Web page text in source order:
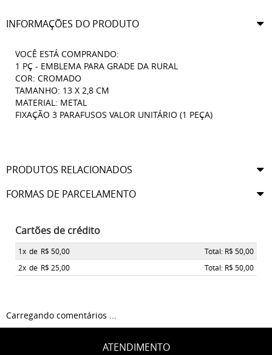
INFORMAÇÕES DO PRODUTO
VOCÊ ESTÁ COMPRANDO:
1 PÇ - EMBLEMA PARA GRADE DA RURAL
COR: CROMADO
TAMANHO: 13 X 2,8 CM
MATERIAL: METAL
FIXAÇÃO 3 PARAFUSOS VALOR UNITÁRIO (1 PEÇA)
PRODUTOS RELACIONADOS
FORMAS DE PARCELAMENTO
Cartões de crédito
1x de R$ 50,00
Total: R$ 50,00
2x de R$ 25,00 Total: R$ 50,00
Carregando comentários ...
ATENDIMENTO